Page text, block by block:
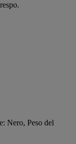
Nero, Peso del